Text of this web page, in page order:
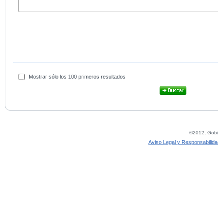
Mostrar sólo los 100 primeros resultados
©2012,
Aviso Legal y